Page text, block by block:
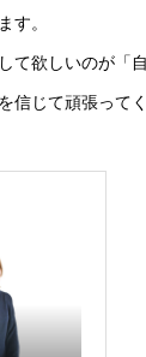
す。
て欲しいのが「
信じて頑張って